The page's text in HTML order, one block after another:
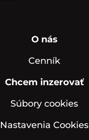
O nás
Cenník
Chcem inzerovať
Súbory cookies
Nastavenia Cookies